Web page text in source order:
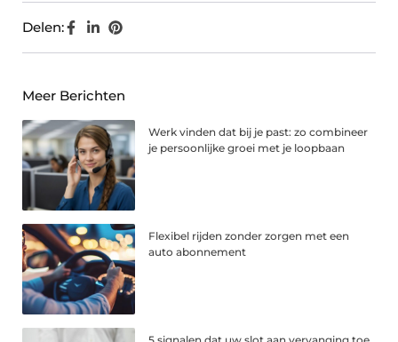
Delen:
Meer Berichten
Werk vinden dat bij je past: zo combineer
je persoonlijke groei met je loopbaan
Flexibel rijden zonder zorgen met een
auto abonnement